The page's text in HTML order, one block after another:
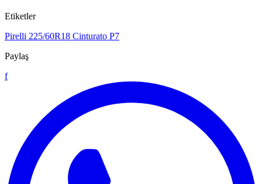
Etiketler
Pirelli 225/60R18 Cinturato P7
Paylaş
f